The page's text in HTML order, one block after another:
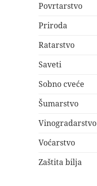
Povrtarstvo
Priroda
Ratarstvo
Saveti
Sobno cveće
Šumarstvo
Vinogradarstvo
Voćarstvo
Zaštita bilja